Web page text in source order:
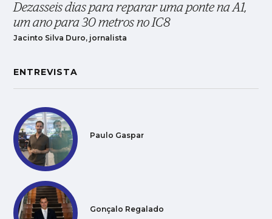
Dezasseis dias para reparar uma ponte na A1,
um ano para 30 metros no IC8
Jacinto Silva Duro, jornalista
ENTREVISTA
Paulo Gaspar
Gonçalo Regalado